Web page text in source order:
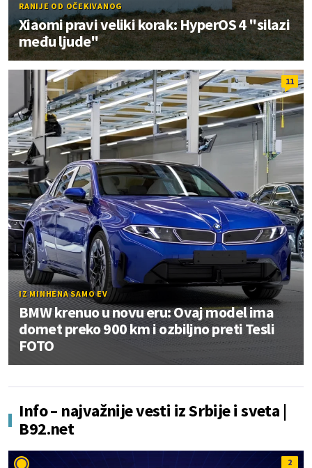
RANIJE OD OČEKIVANOG
Xiaomi pravi veliki korak: HyperOS 4 "silazi
među ljude"
11
IZ MINHENA SAMO EV
BMW krenuo u novu eru: Ovaj model ima
domet preko 900 km i ozbiljno preti Tesli
FOTO
Info – najvažnije vesti iz Srbije i sveta |
B92.net
2